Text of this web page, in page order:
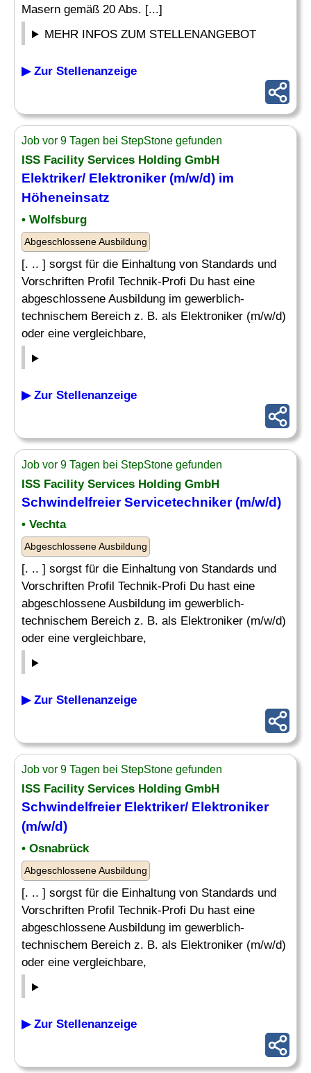
Masern gemäß 20 Abs. [...]
MEHR INFOS ZUM STELLENANGEBOT
▶ Zur Stellenanzeige
Job vor 9 Tagen bei StepStone gefunden
ISS Facility Services Holding GmbH
Elektriker/ Elektroniker (m/w/d) im
Höheneinsatz
• Wolfsburg
Abgeschlossene Ausbildung
[. .. ] sorgst für die Einhaltung von Standards und
Vorschriften Profil Technik-Profi Du hast eine
abgeschlossene Ausbildung im gewerblich-
technischem Bereich z. B. als Elektroniker (m/w/d)
oder eine vergleichbare,
▶ Zur Stellenanzeige
Job vor 9 Tagen bei StepStone gefunden
ISS Facility Services Holding GmbH
Schwindelfreier Servicetechniker (m/w/d)
• Vechta
Abgeschlossene Ausbildung
[. .. ] sorgst für die Einhaltung von Standards und
Vorschriften Profil Technik-Profi Du hast eine
abgeschlossene Ausbildung im gewerblich-
technischem Bereich z. B. als Elektroniker (m/w/d)
oder eine vergleichbare,
▶ Zur Stellenanzeige
Job vor 9 Tagen bei StepStone gefunden
ISS Facility Services Holding GmbH
Schwindelfreier Elektriker/ Elektroniker
(m/w/d)
• Osnabrück
Abgeschlossene Ausbildung
[. .. ] sorgst für die Einhaltung von Standards und
Vorschriften Profil Technik-Profi Du hast eine
abgeschlossene Ausbildung im gewerblich-
technischem Bereich z. B. als Elektroniker (m/w/d)
oder eine vergleichbare,
▶ Zur Stellenanzeige